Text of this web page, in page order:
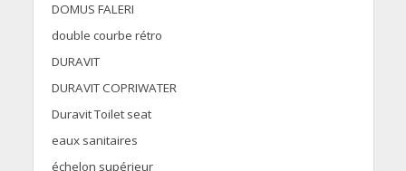
DOMUS FALERI
double courbe rétro
DURAVIT
DURAVIT COPRIWATER
Duravit Toilet seat
eaux sanitaires
échelon supérieur